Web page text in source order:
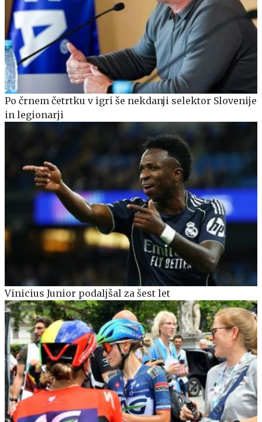
Po črnem četrtku v igri še nekdanji selektor Slovenije
in legionarji
Vinicius Junior podaljšal za šest let